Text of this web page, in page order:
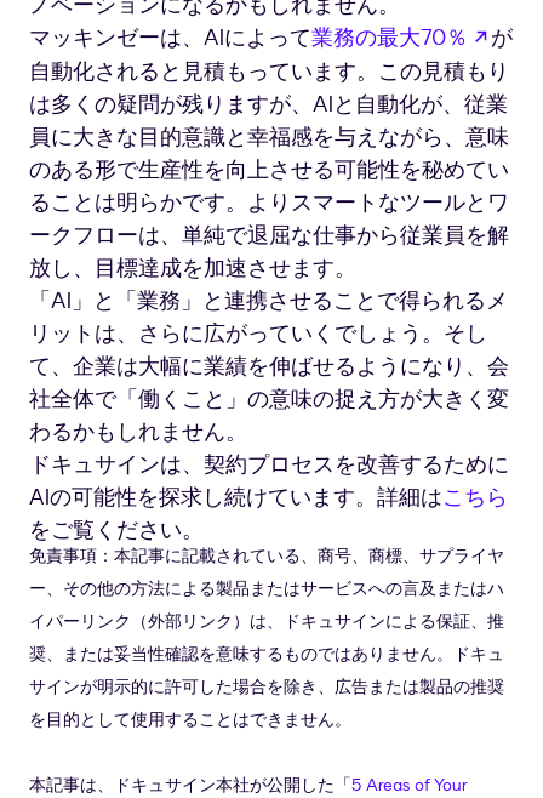
マッキンゼーは、AIによって業務の最大70％ 新し
が
自動化されると見積もっています。この見積もり
は多くの疑問が残りますが、AIと自動化が、従業
員に大きな目的意識と幸福感を与えながら、意味
のある形で生産性を向上させる可能性を秘めてい
ることは明らかです。よりスマートなツールとワ
ークフローは、単純で退屈な仕事から従業員を解
放し、目標達成を加速させます。
「AI」と「業務」と連携させることで得られるメ
リットは、さらに広がっていくでしょう。そし
て、企業は大幅に業績を伸ばせるようになり、会
社全体で「働くこと」の意味の捉え方が大きく変
わるかもしれません。
ドキュサインは、契約プロセスを改善するために
AIの可能性を探求し続けています。詳細はこちら
をご覧ください。
免責事項：本記事に記載されている、商号、商標、サプライヤ
ー、その他の方法による製品またはサービスへの言及またはハ
イパーリンク（外部リンク）は、ドキュサインによる保証、推
奨、または妥当性確認を意味するものではありません。ドキュ
サインが明示的に許可した場合を除き、広告または製品の推奨
を目的として使用することはできません。
本記事は、ドキュサイン本社が公開した「5 Areas of Your